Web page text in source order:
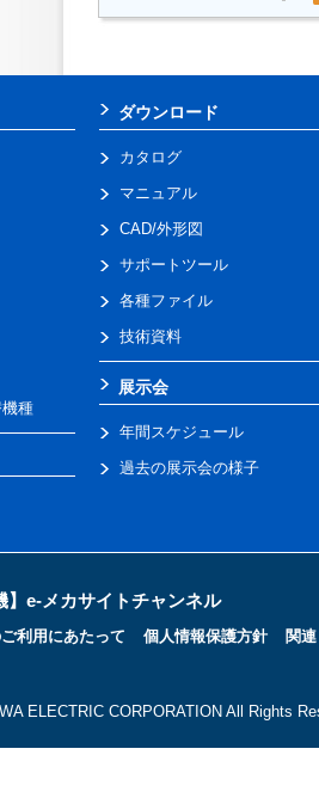
種
ダウンロード
カタログ
マニュアル
CAD/外形図
サポートツール
各種ファイル
技術資料
展示会
年間スケジュール
過去の展示会の様子
】e-メカサイトチャンネル
利用にあたって 個人情報保護方針 関
ELECTRIC CORPORATION All Rights